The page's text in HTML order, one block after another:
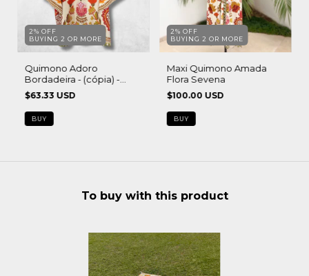
2% OFF
BUYING 2 OR MORE
Quimono Adoro
Bordadeira - (cópia) -
(cópia) - (cópia) - (cópia) -
(cópia)
$63.33 USD
BUY
2% OFF
BUYING 2 OR MORE
Maxi Quimono Amada
Flora Sevena
$100.00 USD
BUY
To buy with this product